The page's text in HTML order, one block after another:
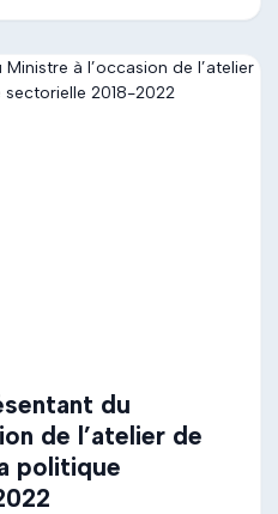
Bissau ; Monsieur le
du
de l’atelier de
politique